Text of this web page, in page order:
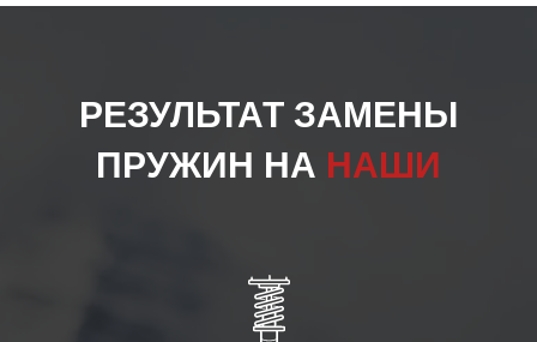
РЕЗУЛЬТАТ ЗАМЕНЫ
ПРУЖИН НА НАШИ